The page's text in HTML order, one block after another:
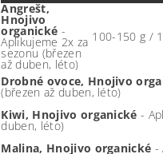
Angrešt,
Hnojivo
organické -
Aplikujeme 2x za
sezonu (březen
až duben, léto)
100-150 g /
Drobné ovoce, Hnojivo
(březen až duben, léto)
Kiwi, Hnojivo organické -
duben, léto)
Malina, Hnojivo organické -